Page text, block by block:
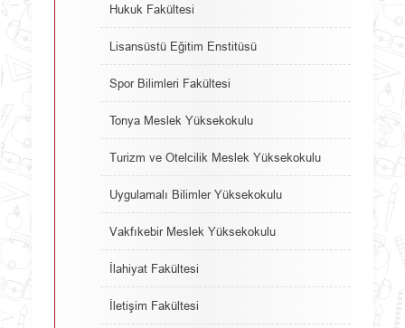
Hukuk Fakültesi
Lisansüstü Eğitim Enstitüsü
Spor Bilimleri Fakültesi
Tonya Meslek Yüksekokulu
Turizm ve Otelcilik Meslek Yüksekokulu
Uygulamalı Bilimler Yüksekokulu
Vakfıkebir Meslek Yüksekokulu
İlahiyat Fakültesi
İletişim Fakültesi